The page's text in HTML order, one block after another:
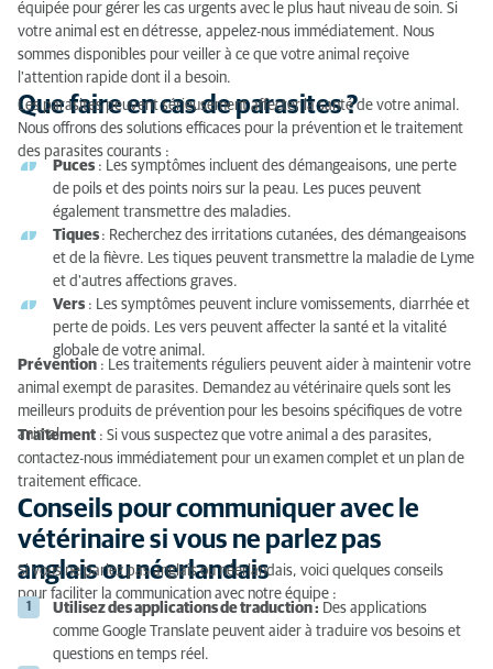
équipée pour gérer les cas urgents avec le plus haut niveau de soin. Si
votre animal est en détresse, appelez-nous immédiatement. Nous
sommes disponibles pour veiller à ce que votre animal reçoive
l'attention rapide dont il a besoin.
Que faire en cas de parasites ?
Les parasites peuvent sérieusement affecter la santé de votre animal.
Nous offrons des solutions efficaces pour la prévention et le traitement
des parasites courants :
Puces : Les symptômes incluent des démangeaisons, une perte
de poils et des points noirs sur la peau. Les puces peuvent
également transmettre des maladies.
Tiques : Recherchez des irritations cutanées, des démangeaisons
et de la fièvre. Les tiques peuvent transmettre la maladie de Lyme
et d'autres affections graves.
Vers : Les symptômes peuvent inclure vomissements, diarrhée et
perte de poids. Les vers peuvent affecter la santé et la vitalité
globale de votre animal.
Prévention : Les traitements réguliers peuvent aider à maintenir votre
animal exempt de parasites. Demandez au vétérinaire quels sont les
meilleurs produits de prévention pour les besoins spécifiques de votre
animal.
Traitement : Si vous suspectez que votre animal a des parasites,
contactez-nous immédiatement pour un examen complet et un plan de
traitement efficace.
Conseils pour communiquer avec le
vétérinaire si vous ne parlez pas
anglais ou néerlandais
Si vous ne parlez pas anglais ou néerlandais, voici quelques conseils
pour faciliter la communication avec notre équipe :
Utilisez des applications de traduction : Des applications
comme Google Translate peuvent aider à traduire vos besoins et
questions en temps réel.